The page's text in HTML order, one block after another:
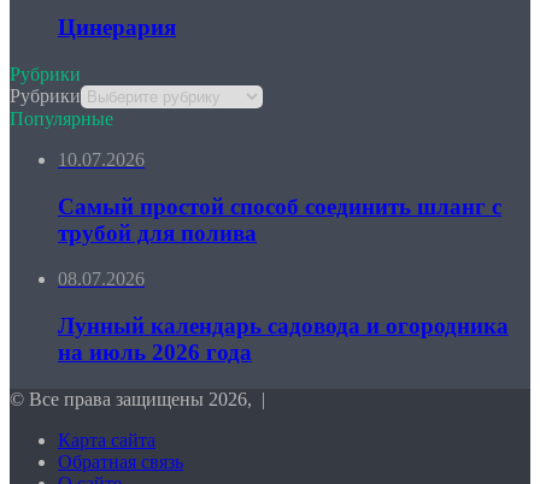
Цинерария
Рубрики
Рубрики
Популярные
10.07.2026
Самый простой способ соединить шланг с
трубой для полива
08.07.2026
Лунный календарь садовода и огородника
на июль 2026 года
© Все права защищены 2026, |
Карта сайта
Обратная связь